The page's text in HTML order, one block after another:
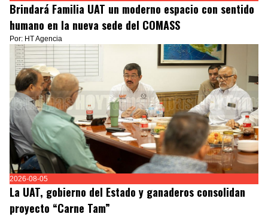
Brindará Familia UAT un moderno espacio con sentido
humano en la nueva sede del COMASS
Por: HT Agencia
2026-08-05
La UAT, gobierno del Estado y ganaderos consolidan
proyecto “Carne Tam”